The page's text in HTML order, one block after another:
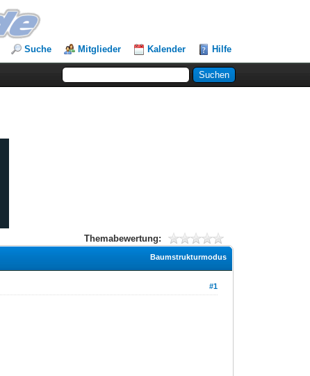
Suche Mitglieder Kalender Hilfe
Themabewertung:
Baumstrukturmodus
#1